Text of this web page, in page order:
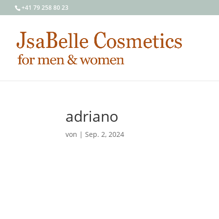
+41 79 258 80 23
adriano
von |Sep. 2, 2024